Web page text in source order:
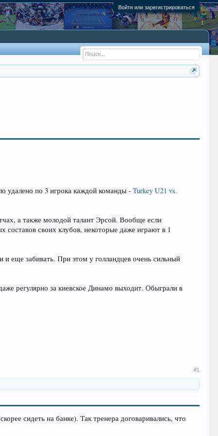
Войти или зарегистрироваться
удалено по 3 игрока каждой команды -Turkey U21 vs.
а также молодой талант Эрсой. Вообще если
составов своих клубов, некоторые даже играют в 1
и еще забивать. При этом у голландцев очень сильный
регулярно за киевское Динамо выходит. Обыграли в
#1
сидеть на банке). Так тренера договаривались, что